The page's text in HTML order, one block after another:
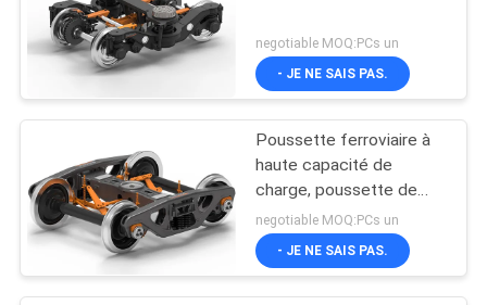
negotiable MOQ:PCs un
- JE NE SAIS PAS.
Poussette ferroviaire à
haute capacité de
charge, poussette de
marchandises de wagons
ferroviaires
negotiable MOQ:PCs un
- JE NE SAIS PAS.